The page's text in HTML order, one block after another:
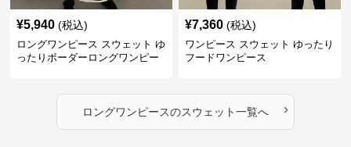
¥5,940 (税込)
ロングワンピース スウェット ゆ
ったりボーダーロングワンピー
¥7,360 (税込)
ワンピース スウェット ゆったり
フードワンピース
ロングワンピースのスウェット一覧へ ›